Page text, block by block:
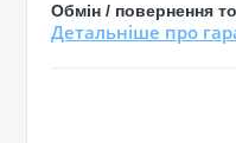
Обмін / повернення
Детальніше про